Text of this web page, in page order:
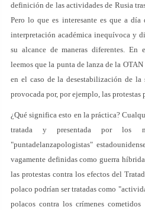
definición de las actividades de Rusia
Pero lo que es interesante es que a
interpretación académica inequívoca y
su alcance de maneras diferentes. En
leemos que la punta de lanza de la
en el caso de la desestabilización de
provocada por, por ejemplo, las protestas
¿Qué significa esto en la práctica?
tratada y presentada por los
"puntadelanzapologistas"
vagamente definidas como guerra
las protestas contra los efectos del
polaco podrían ser tratadas como
polacos contra los crímenes